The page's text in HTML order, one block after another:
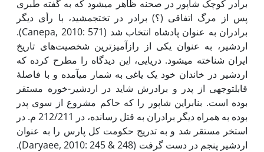
برادر کوچک شاپور در صحنه ظاهر می­شود که به گفته طبری
پس از مرگ اتفاقی (؟) برادر در تخت­جمشید، با رأی دیگر
برادران به عنوان پادشاه انتخاب شد (Canepa, 2010: 571).
اردشیر، به عنوان یکی از راز­آمیزترین شخصیت‌های تاریخ
ایران شناخته می­شود. دریایی، این دیدگاه را مطرح کرده که
اردشیر در خاندان خود یک یاغی به شمار می­آمده و با فاصلۀ
قابل­توجهی از پدر و برادرش شاید در اردشیر-خوره مستقر
بوده است. بنابراین شاپور را که حاکم مشروع از سوی پدر
بوده به همراه دیگر برادران به قتل رسانده، در 212/211 م. در
استخر مستقر شد و به تدریج حکومت کل پارس را به عنوان
اردشیر پنجم در دست گرفت (Daryaee, 2010: 245 & 248).